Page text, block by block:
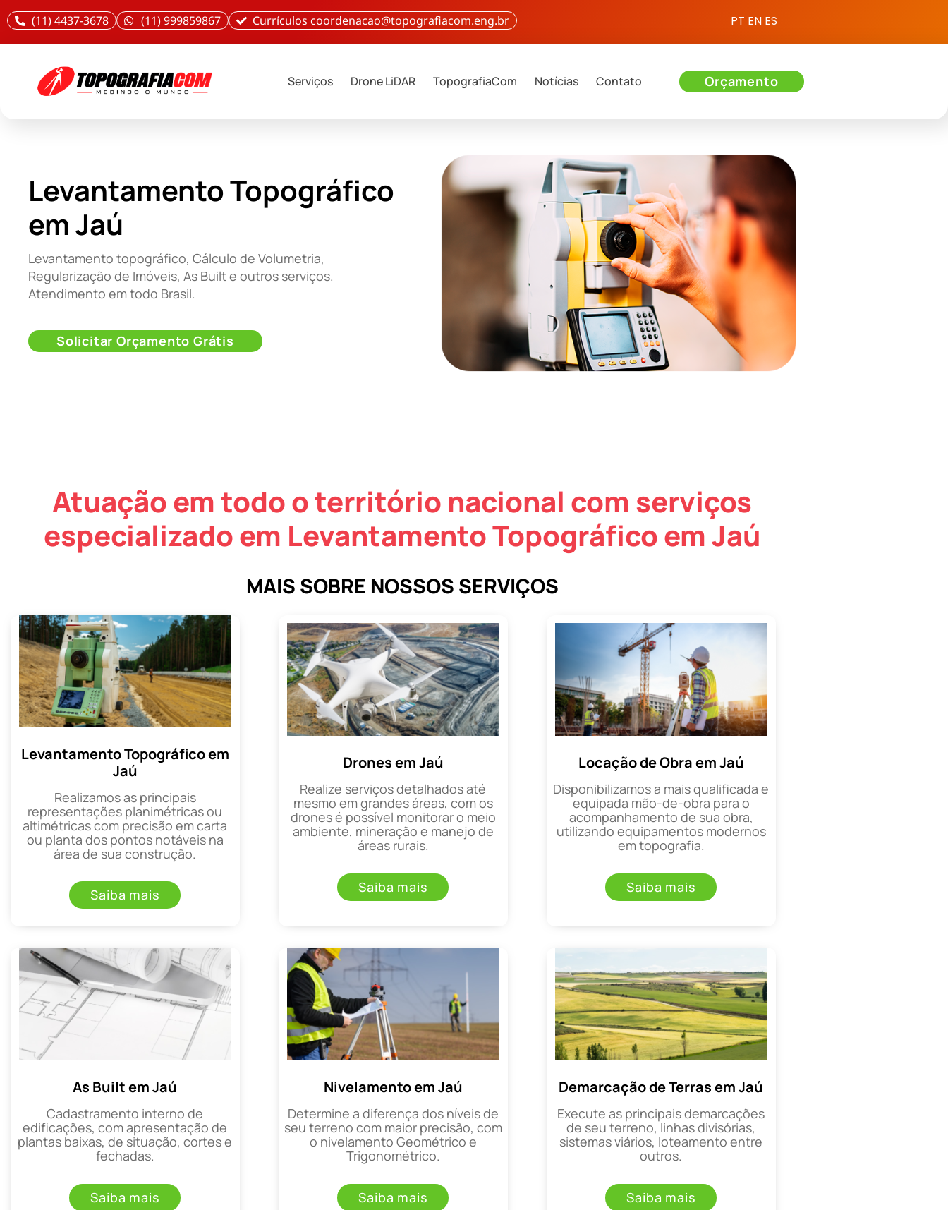
(11) 4437-3678 (11) 999859867 Currículos coordenacao@topografiacom.eng.br PT EN ES
Serviços Drone LiDAR TopografiaCom Notícias Contato Orçamento
Levantamento Topográfico
em Jaú
Levantamento topográfico, Cálculo de Volumetria,
Regularização de Imóveis, As Built e outros serviços.
Atendimento em todo Brasil.
Solicitar Orçamento Grátis
Atuação em todo o território nacional com serviços
especializado em Levantamento Topográfico em Jaú
MAIS SOBRE NOSSOS SERVIÇOS
Levantamento Topográfico em
Jaú
Realizamos as principais
representações planimétricas ou
altimétricas com precisão em carta
ou planta dos pontos notáveis na
área de sua construção.
Saiba mais
Drones em Jaú
Realize serviços detalhados até
mesmo em grandes áreas, com os
drones é possível monitorar o meio
ambiente, mineração e manejo de
áreas rurais.
Saiba mais
Locação de Obra em Jaú
Disponibilizamos a mais qualificada e
equipada mão-de-obra para o
acompanhamento de sua obra,
utilizando equipamentos modernos
em topografia.
Saiba mais
As Built em Jaú
Cadastramento interno de
edificações, com apresentação de
plantas baixas, de situação, cortes e
fechadas.
Saiba mais
Nivelamento em Jaú
Determine a diferença dos níveis de
seu terreno com maior precisão, com
o nivelamento Geométrico e
Trigonométrico.
Saiba mais
Demarcação de Terras em Jaú
Execute as principais demarcações
de seu terreno, linhas divisórias,
sistemas viários, loteamento entre
outros.
Saiba mais